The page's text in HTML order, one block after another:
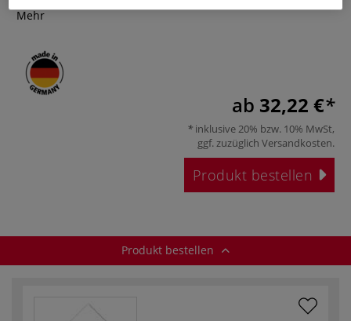
Mehr
ab 32,22 €
inklusive 20% bzw. 10% MwSt,
ggf. zuzüglich Versandkosten.
Produkt bestellen
Produkt bestellen